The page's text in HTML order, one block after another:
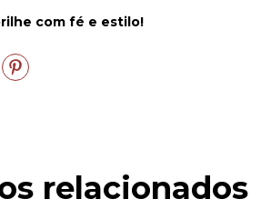
com fé e estilo!
relacionados